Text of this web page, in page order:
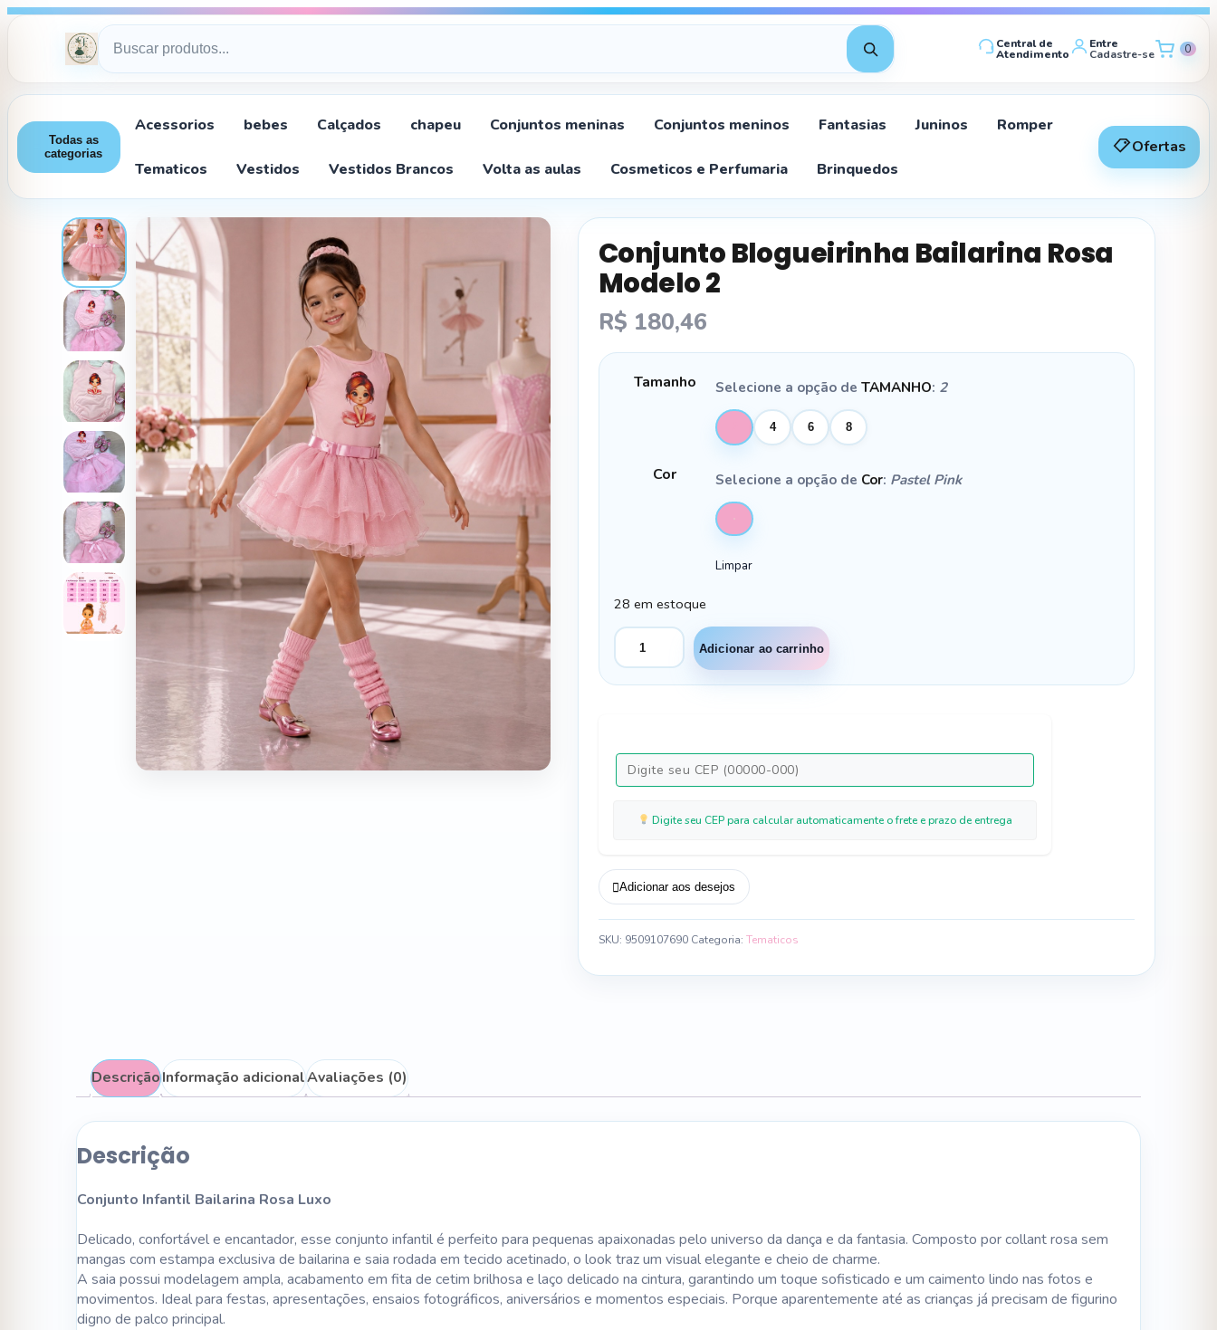
Central de
Atendimento
Entre
Cadastre-se 0
Todas as
categorias
Acessorios bebes Calçados chapeu Conjuntos meninas Conjuntos meninos Fantasias Juninos Romper
Tematicos Vestidos Vestidos Brancos Volta as aulas Cosmeticos e Perfumaria Brinquedos
Ofertas
Conjunto Blogueirinha Bailarina Rosa
Modelo 2
R$ 180,46
Tamanho Selecione a opção de TAMANHO: 2
4 6 8
Cor Selecione a opção de Cor: Pastel Pink
Limpar
28 em estoque
Conjunto
Blogueirinha
quantidade
Adicionar ao carrinho
Digite seu CEP para calcular automaticamente o frete e prazo de entrega
Adicionar aos desejos
SKU: 9509107690 Categoria: Tematicos
DescriçãoInformação adicionalAvaliações (0)
Descrição
Conjunto Infantil Bailarina Rosa Luxo
Delicado, confortável e encantador, esse conjunto infantil é perfeito para pequenas apaixonadas pelo universo da dança e da fantasia. Composto por collant rosa sem
mangas com estampa exclusiva de bailarina e saia rodada em tecido acetinado, o look traz um visual elegante e cheio de charme.
A saia possui modelagem ampla, acabamento em fita de cetim brilhosa e laço delicado na cintura, garantindo um toque sofisticado e um caimento lindo nas fotos e
movimentos. Ideal para festas, apresentações, ensaios fotográficos, aniversários e momentos especiais. Porque aparentemente até as crianças já precisam de figurino
digno de palco principal.